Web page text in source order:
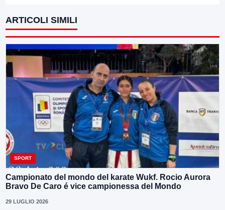
ARTICOLI SIMILI
SPORT
Campionato del mondo del karate Wukf. Rocio Aurora
Bravo De Caro é vice campionessa del Mondo
29 LUGLIO 2026